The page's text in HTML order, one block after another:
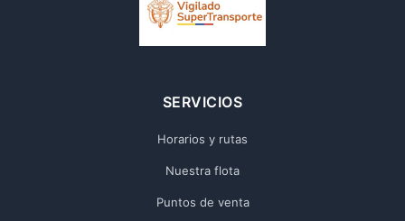
SERVICIOS
Horarios y rutas
Nuestra flota
Puntos de venta